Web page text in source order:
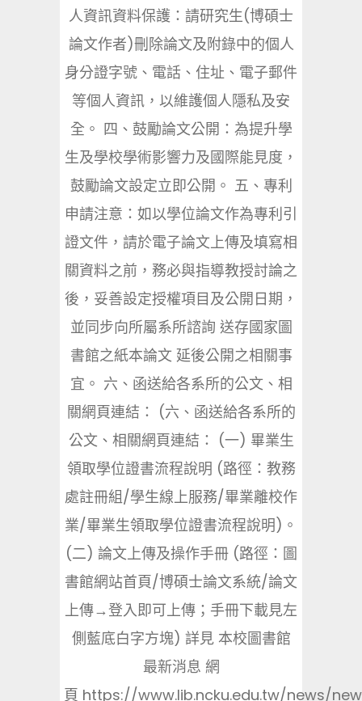
人資訊資料保護：請研究生(博碩士
論文作者)刪除論文及附錄中的個人
身分證字號、電話、住址、電子郵件
等個人資訊，以維護個人隱私及安
全。 四、鼓勵論文公開：為提升學
生及學校學術影響力及國際能見度，
鼓勵論文設定立即公開。 五、專利
申請注意：如以學位論文作為專利引
證文件，請於電子論文上傳及填寫相
關資料之前，務必與指導教授討論之
後，妥善設定授權項目及公開日期，
並同步向所屬系所諮詢 送存國家圖
書館之紙本論文 延後公開之相關事
宜。 六、函送給各系所的公文、相
關網頁連結： (六、函送給各系所的
公文、相關網頁連結： (一) 畢業生
領取學位證書流程說明 (路徑：教務
處註冊組/學生線上服務/畢業離校作
業/畢業生領取學位證書流程說明)。
(二) 論文上傳及操作手冊 (路徑：圖
書館網站首頁/博碩士論文系統/論文
上傳→登入即可上傳；手冊下載見左
側藍底白字方塊) 詳見 本校圖書館
最新消息 網
頁 https://www.lib.ncku.edu.tw/news/